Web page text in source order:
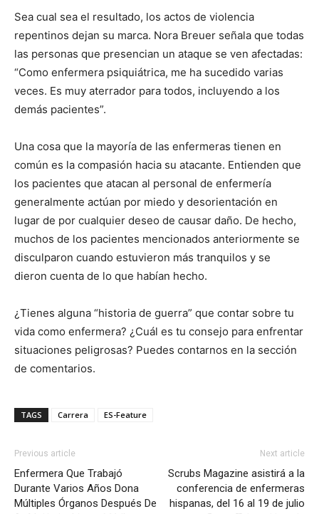
Sea cual sea el resultado, los actos de violencia
repentinos dejan su marca. Nora Breuer señala que todas
las personas que presencian un ataque se ven afectadas:
“Como enfermera psiquiátrica, me ha sucedido varias
veces. Es muy aterrador para todos, incluyendo a los
demás pacientes”.
Una cosa que la mayoría de las enfermeras tienen en
común es la compasión hacia su atacante. Entienden que
los pacientes que atacan al personal de enfermería
generalmente actúan por miedo y desorientación en
lugar de por cualquier deseo de causar daño. De hecho,
muchos de los pacientes mencionados anteriormente se
disculparon cuando estuvieron más tranquilos y se
dieron cuenta de lo que habían hecho.
¿Tienes alguna “historia de guerra” que contar sobre tu
vida como enfermera? ¿Cuál es tu consejo para enfrentar
situaciones peligrosas? Puedes contarnos en la sección
de comentarios.
TAGS Carrera ES-Feature
Previous article
Enfermera Que Trabajó
Durante Varios Años Dona
Múltiples Órganos Después De
Next article
Scrubs Magazine asistirá a la
conferencia de enfermeras
hispanas, del 16 al 19 de julio